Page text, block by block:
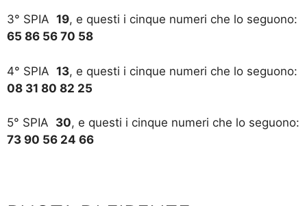
3° SPIA 19, e questi i cinque numeri che lo seguono:
65 86 56 70 58
4° SPIA 13, e questi i cinque numeri che lo seguono:
08 31 80 82 25
5° SPIA 30, e questi i cinque numeri che lo seguono:
73 90 56 24 66